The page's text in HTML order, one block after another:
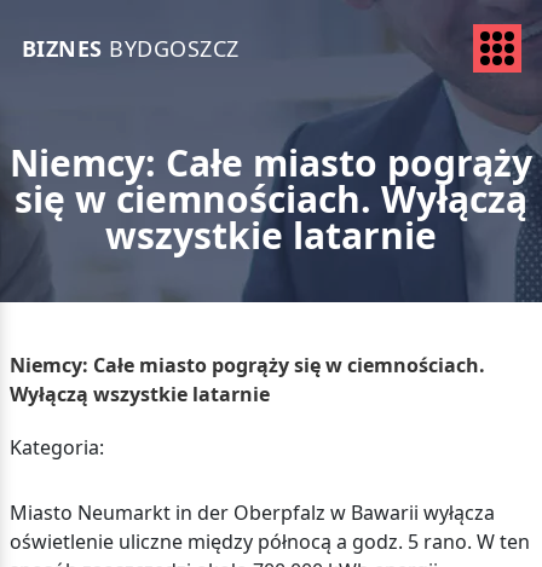
BIZNES BYDGOSZCZ
Niemcy: Całe miasto pogrąży
się w ciemnościach. Wyłączą
wszystkie latarnie
Niemcy: Całe miasto pogrąży się w ciemnościach.
Wyłączą wszystkie latarnie
Kategoria:
Miasto Neumarkt in der Oberpfalz w Bawarii wyłącza
oświetlenie uliczne między północą a godz. 5 rano. W ten